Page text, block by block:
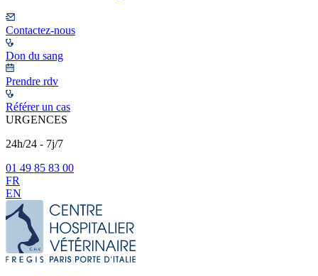
Contactez-nous
Don du sang
Prendre rdv
Référer un cas
URGENCES
24h/24 - 7j/7
01 49 85 83 00
FR
EN